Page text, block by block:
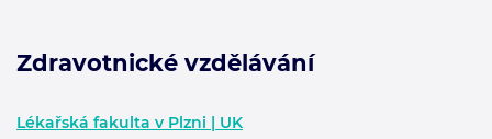
Zdravotnické vzdělávání
Lékařská fakulta v Plzni | UK